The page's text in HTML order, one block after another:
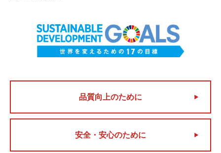
品質向上のために
安全・安心のために